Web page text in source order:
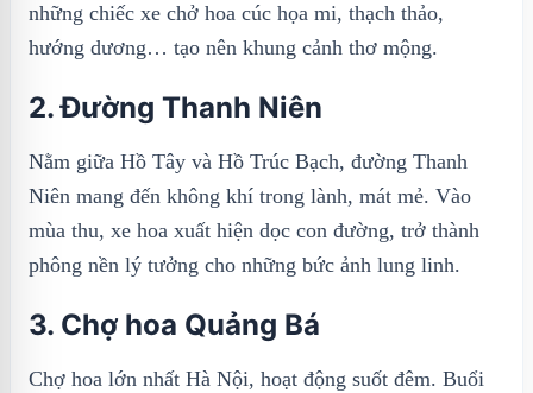
những chiếc xe chở hoa cúc họa mi, thạch thảo,
hướng dương… tạo nên khung cảnh thơ mộng.
2. Đường Thanh Niên
Nằm giữa Hồ Tây và Hồ Trúc Bạch, đường Thanh
Niên mang đến không khí trong lành, mát mẻ. Vào
mùa thu, xe hoa xuất hiện dọc con đường, trở thành
phông nền lý tưởng cho những bức ảnh lung linh.
3. Chợ hoa Quảng Bá
Chợ hoa lớn nhất Hà Nội, hoạt động suốt đêm. Buổi